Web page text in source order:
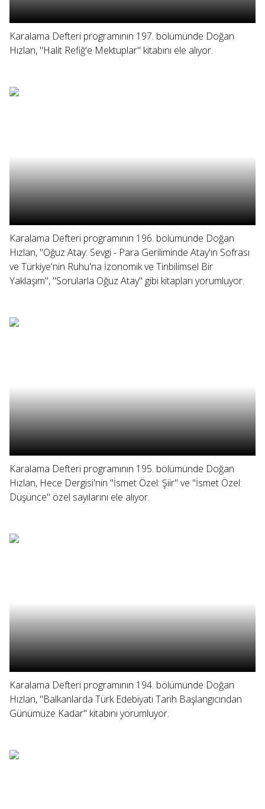
Karalama Defteri programının 197. bölümünde Doğan
Hızlan, "Halit Refiğ'e Mektuplar" kitabını ele alıyor.
Karalama Defteri programının 196. bölümünde Doğan
Hızlan, "Oğuz Atay: Sevgi - Para Geriliminde Atay'ın Sofrası
ve Türkiye'nin Ruhu'na İzonomik ve Tinbilimsel Bir
Yaklaşım", "Sorularla Oğuz Atay" gibi kitapları yorumluyor.
Karalama Defteri programının 195. bölümünde Doğan
Hızlan, Hece Dergisi'nin "İsmet Özel: Şiir" ve "İsmet Özel:
Düşünce" özel sayılarını ele alıyor.
Karalama Defteri programının 194. bölümünde Doğan
Hızlan, "Balkanlarda Türk Edebiyatı Tarih Başlangıcından
Günümüze Kadar" kitabını yorumluyor.